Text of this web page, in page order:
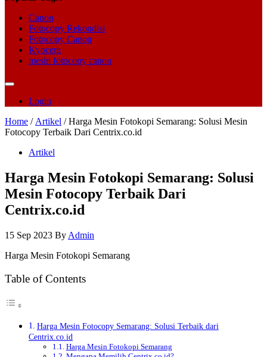
Canon
Fotocopy Rekondisi
Fotocopy Canon
Kyocera
mesin fotocopy canon
Login
Home / Artikel / Harga Mesin Fotokopi Semarang: Solusi Mesin
Fotocopy Terbaik Dari Centrix.co.id
Artikel
Harga Mesin Fotokopi Semarang: Solusi
Mesin Fotocopy Terbaik Dari
Centrix.co.id
15 Sep 2023 By Admin
Harga Mesin Fotokopi Semarang
Table of Contents
Harga Mesin Fotocopy Semarang: Solusi Terbaik dari
Centrix.co.id
Harga Mesin Fotokopi Semarang